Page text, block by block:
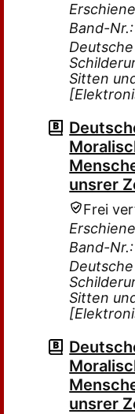
Band-
Sitten
unsrer
Frei
Band-Nr.:
Sitten
unsrer